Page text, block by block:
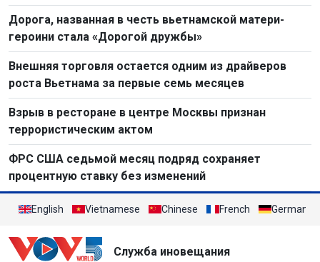
Дорога, названная в честь вьетнамской матери-
героини стала «Дорогой дружбы»
Внешняя торговля остается одним из драйверов
роста Вьетнама за первые семь месяцев
Взрыв в ресторане в центре Москвы признан
террористическим актом
ФРС США седьмой месяц подряд сохраняет
процентную ставку без изменений
English Vietnamese Chinese French German
Служба иновещания